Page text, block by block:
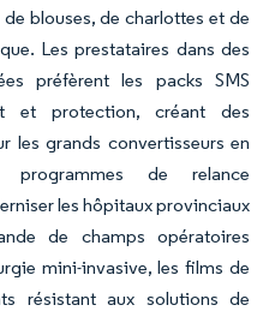
blouses, de charlottes et de
Les prestataires dans des
préfèrent les packs SMS
et protection, créant des
les grands convertisseurs en
de relance
les hôpitaux provinciaux
de champs opératoires
mini-invasive, les films de
résistant aux solutions de